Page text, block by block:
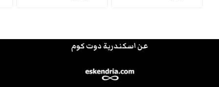
عن اسكندرية دوت كوم